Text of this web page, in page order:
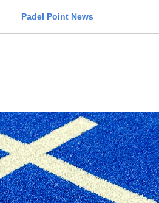
Padel Point News